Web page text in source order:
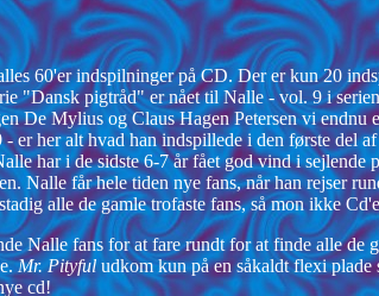
60'er indspilninger på CD. Der er kun 20
"Dansk pigtråd" er nået til Nalle - vol. 9 i
De Mylius og Claus Hagen Petersen vi endnu
- er her alt hvad han indspillede i den første del
har i de sidste 6-7 år fået god vind i sejlende
Nalle får hele tiden nye fans, når han rejser
alle de gamle trofaste fans, så mon ikke
Nalle fans for at fare rundt for at finde alle de
Mr. Pityfuludkom kun på en såkaldt flexi
cd!